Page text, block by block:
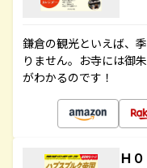
鎌倉の観光といえば、
りません。お寺には御
がわかるのです！
Ｈ